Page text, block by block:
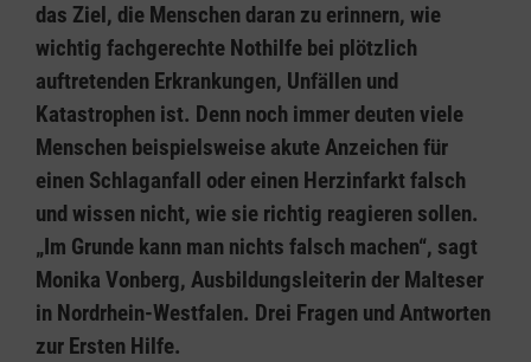
das Ziel, die Menschen daran zu erinnern, wie
wichtig fachgerechte Nothilfe bei plötzlich
auftretenden Erkrankungen, Unfällen und
Katastrophen ist. Denn noch immer deuten viele
Menschen beispielsweise akute Anzeichen für
einen Schlaganfall oder einen Herzinfarkt falsch
und wissen nicht, wie sie richtig reagieren sollen.
„Im Grunde kann man nichts falsch machen“, sagt
Monika Vonberg, Ausbildungsleiterin der Malteser
in Nordrhein-Westfalen. Drei Fragen und Antworten
zur Ersten Hilfe.